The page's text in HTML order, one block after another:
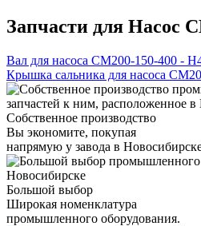
Запчасти для Насос
Вал для насоса СМ200-150-400 -
Крышка сальника для насоса
Собственное производство
Вы экономите, покупая
напрямую у завода в
Большой выбор
Широкая номенклатура
промышленного оборудования.